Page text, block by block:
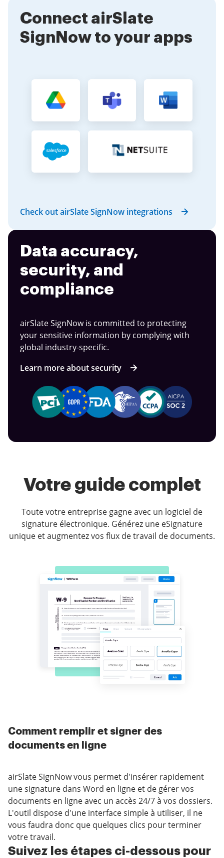
Connect airSlate
SignNow to your apps
Check out airSlate SignNow integrations
Data accuracy,
security, and
compliance
airSlate SignNow is committed to protecting
your sensitive information by complying with
global industry-specific.
Learn more about security
Votre guide complet
Toute votre entreprise gagne avec un logiciel de
signature électronique. Générez une eSignature
unique et augmentez vos flux de travail de documents.
Comment remplir et signer des
documents en ligne
airSlate SignNow vous permet d'insérer rapidement
une signature dans Word en ligne et de gérer vos
documents en ligne avec un accès 24/7 à vos dossiers.
L'outil dispose d'une interface simple à utiliser, il ne
vous faudra donc que quelques clics pour terminer
votre travail.
Suivez les étapes ci-dessous pour